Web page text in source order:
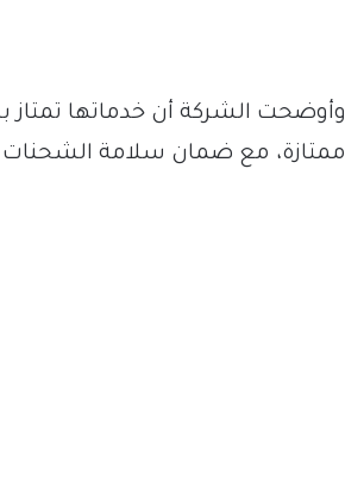
وأوضحت الشركة أن خدماتها تمتاز
ممتازة، مع ضمان سلامة